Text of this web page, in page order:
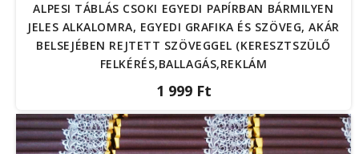
ALPESI TÁBLÁS CSOKI EGYEDI PAPÍRBAN BÁRMILYEN
JELES ALKALOMRA, EGYEDI GRAFIKA ÉS SZÖVEG, AKÁR
BELSEJÉBEN REJTETT SZÖVEGGEL (KERESZTSZÜLŐ
FELKÉRÉS,BALLAGÁS,REKLÁM
1 999 Ft